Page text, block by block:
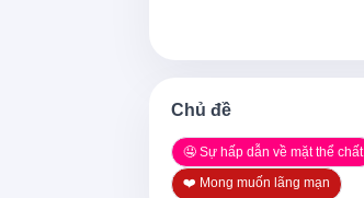
Nakupenda (Chee)
Me I like your bunda
Chủ đề
🤤 Sự hấp dẫn về mặt thể chất
❤️ Mong muốn lãng mạn